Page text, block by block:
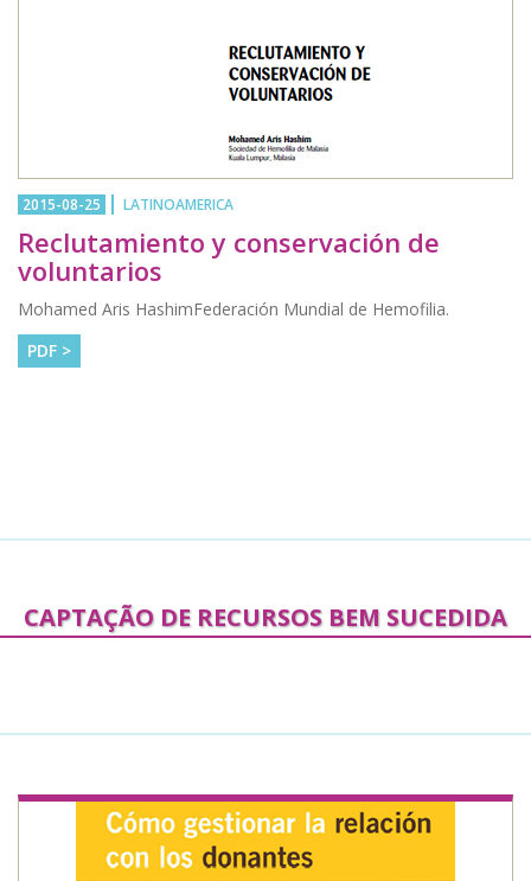
2015-08-25 LATINOAMERICA
Reclutamiento y conservación de
voluntarios
Mohamed Aris HashimFederación Mundial de Hemofilia.
PDF >
CAPTAÇÃO DE RECURSOS BEM SUCEDIDA